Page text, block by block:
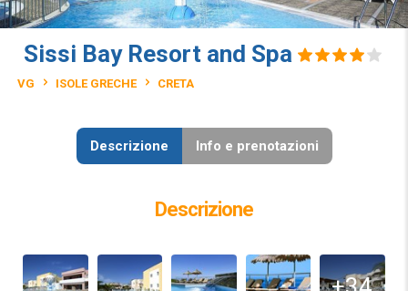
Sissi Bay Resort and Spa
VG ISOLE GRECHE CRETA
Descrizione Info e prenotazioni
Descrizione